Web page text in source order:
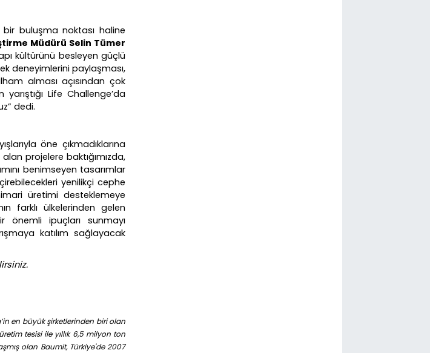
bir buluşma noktası haline
Müdürü Selin Tümer
kültürünü besleyen güçlü
deneyimlerini paylaşması,
alması açısından çok
Life Challenge’da
dedi.
öne çıkmadıklarına
projelere baktığımızda,
benimseyen tasarımlar
yenilikçi cephe
üretimi desteklemeye
farklı ülkelerinden gelen
önemli ipuçları sunmayı
katılım sağlayacak
en büyük şirketlerinden biri olan
tesisi ile yıllık 6,5 milyon ton
olan Baumit, Türkiye'de 2007